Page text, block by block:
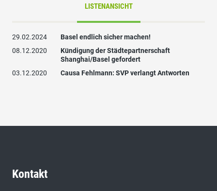
LISTENANSICHT
29.02.2024
Basel endlich sicher machen!
08.12.2020
Kündigung der Städtepartnerschaft
Shanghai/Basel gefordert
03.12.2020
Causa Fehlmann: SVP verlangt Antworten
Kontakt